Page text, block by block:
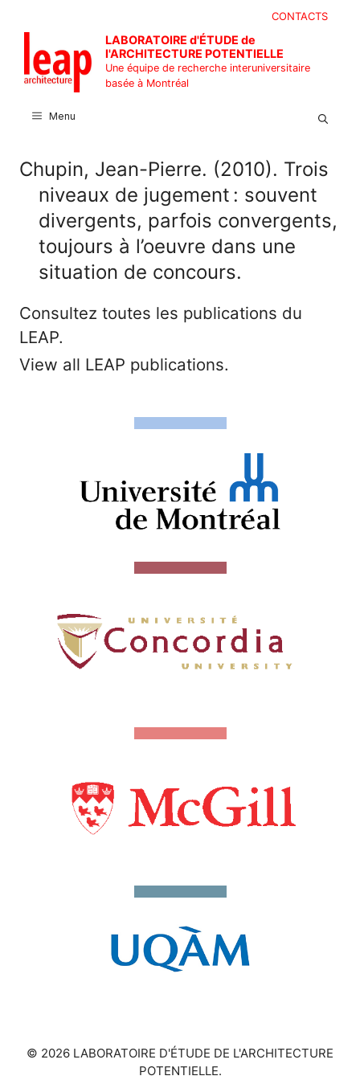
contenu
CONTACTS
LABORATOIRE d'ÉTUDE de
l'ARCHITECTURE POTENTIELLE
Une équipe de recherche interuniversitaire
basée à Montréal
Menu
Chupin, Jean-Pierre. (2010). Trois
niveaux de jugement : souvent
divergents, parfois convergents,
toujours à l’oeuvre dans une
situation de concours.
Consultez toutes les publications du
LEAP.
View all LEAP publications.
© 2026 LABORATOIRE D'ÉTUDE DE L'ARCHITECTURE
POTENTIELLE.